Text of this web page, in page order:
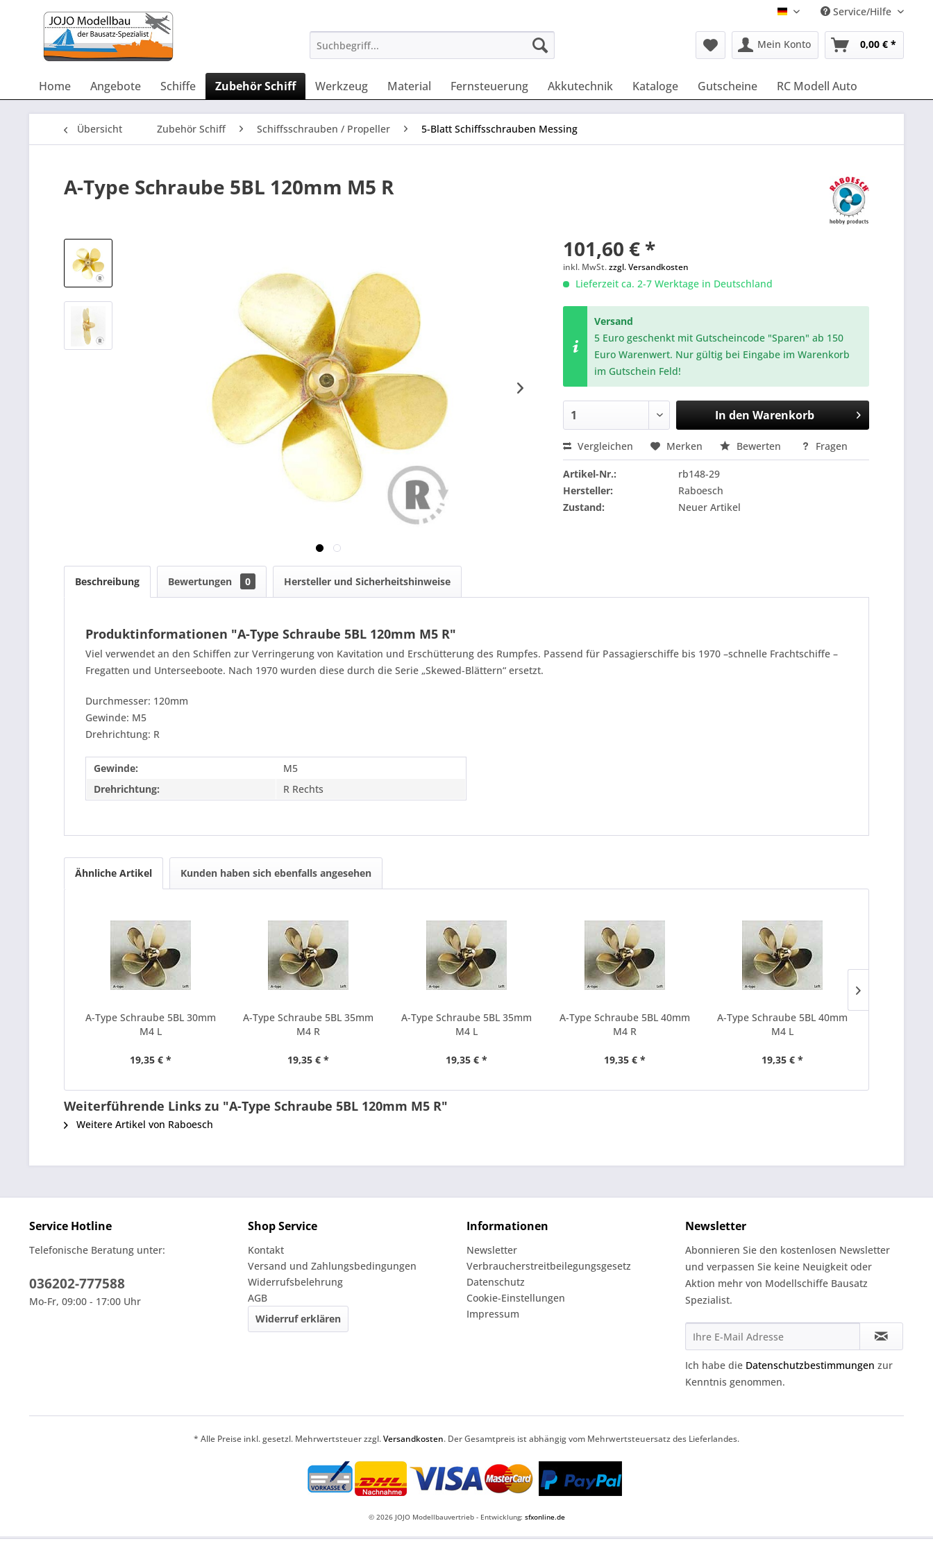
Deutsch Service/Hilfe
Mein Konto 0,00 € *
Home Angebote Schiffe Zubehör Schiff Werkzeug Material Fernsteuerung Akkutechnik Kataloge Gutscheine RC Modell Auto
Übersicht Zubehör Schiff Schiffsschrauben / Propeller 5-Blatt Schiffsschrauben Messing
A-Type Schraube 5BL 120mm M5 R
101,60 € *
inkl. MwSt.zzgl. Versandkosten
Lieferzeit ca. 2-7 Werktage in Deutschland
Versand
5 Euro geschenkt mit Gutscheincode "Sparen" ab 150
Euro Warenwert. Nur gültig bei Eingabe im Warenkorb
im Gutschein Feld!
In den Warenkorb
Vergleichen Merken Bewerten Fragen
Artikel-Nr.:
rb148-29
Hersteller:
Raboesch
Zustand:
Neuer Artikel
Beschreibung Bewertungen 0 Hersteller und Sicherheitshinweise
Produktinformationen "A-Type Schraube 5BL 120mm M5 R"
Viel verwendet an den Schiffen zur Verringerung von Kavitation und Erschütterung des Rumpfes. Passend für Passagierschiffe bis 1970 –schnelle Frachtschiffe –
Fregatten und Unterseeboote. Nach 1970 wurden diese durch die Serie „Skewed-Blättern“ ersetzt.
Durchmesser: 120mm
Gewinde: M5
Drehrichtung: R
Gewinde:
M5
Drehrichtung:
R Rechts
Ähnliche Artikel Kunden haben sich ebenfalls angesehen
A-Type Schraube 5BL 30mm
M4 L
19,35 € *
A-Type Schraube 5BL 35mm
M4 R
19,35 € *
A-Type Schraube 5BL 35mm
M4 L
19,35 € *
A-Type Schraube 5BL 40mm
M4 R
19,35 € *
A-Type Schraube 5BL 40mm
M4 L
19,35 € *
Weiterführende Links zu "A-Type Schraube 5BL 120mm M5 R"
Weitere Artikel von Raboesch
Service Hotline
Telefonische Beratung unter:
036202-777588
Mo-Fr, 09:00 - 17:00 Uhr
Shop Service
Kontakt
Versand und Zahlungsbedingungen
Widerrufsbelehrung
AGB
Widerruf erklären
Informationen
Newsletter
Verbraucherstreitbeilegungsgesetz
Datenschutz
Cookie-Einstellungen
Impressum
Newsletter
Abonnieren Sie den kostenlosen Newsletter
und verpassen Sie keine Neuigkeit oder
Aktion mehr von Modellschiffe Bausatz
Spezialist.
Ich habe die Datenschutzbestimmungen zur
Kenntnis genommen.
* Alle Preise inkl. gesetzl. Mehrwertsteuer zzgl.Versandkosten. Der Gesamtpreis ist abhängig vom Mehrwertsteuersatz des Lieferlandes.
© 2026 JOJO Modellbauvertrieb - Entwicklung: sfxonline.de